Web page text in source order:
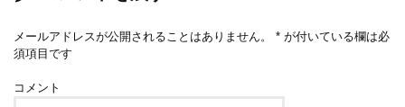
メールアドレスが公開されることはありません。 * が付いている欄は必
須項目です
コメント